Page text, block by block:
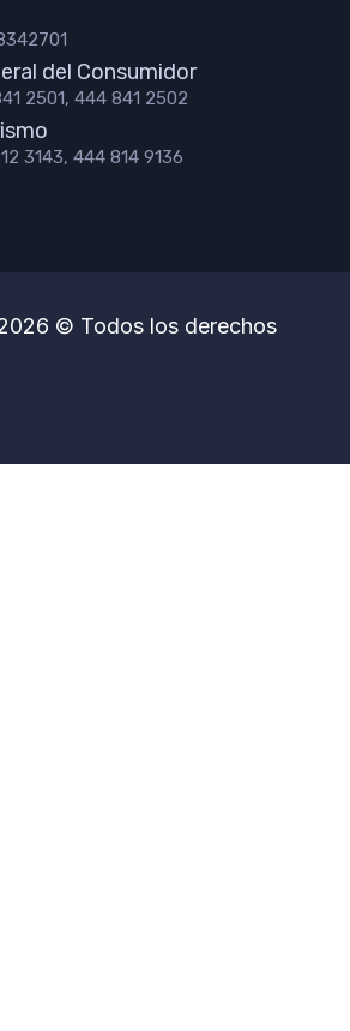
del Consumidor
2501, 444 841 2502
3143, 444 814 9136
© Todos los derechos